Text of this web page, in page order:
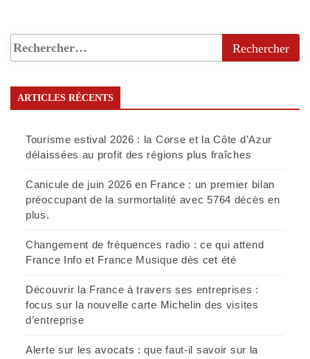
publications
ARTICLES RÉCENTS
Tourisme estival 2026 : la Corse et la Côte d’Azur
délaissées au profit des régions plus fraîches
Canicule de juin 2026 en France : un premier bilan
préoccupant de la surmortalité avec 5764 décès en
plus.
Changement de fréquences radio : ce qui attend
France Info et France Musique dès cet été
Découvrir la France à travers ses entreprises :
focus sur la nouvelle carte Michelin des visites
d’entreprise
Alerte sur les avocats : que faut-il savoir sur la